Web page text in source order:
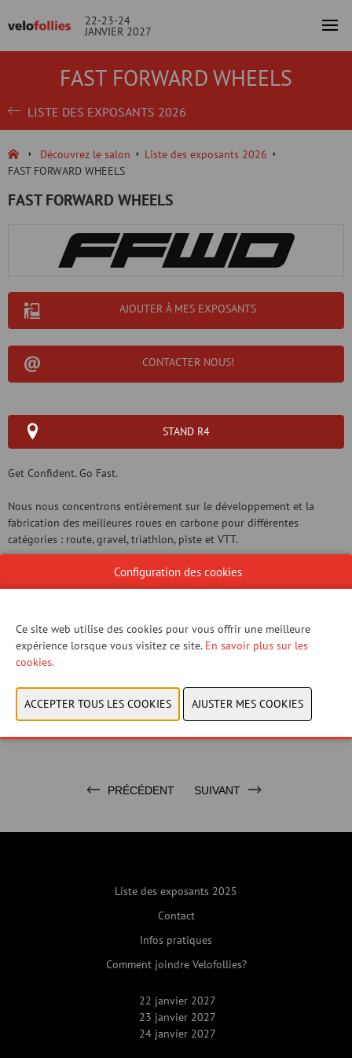
22-23-24
JANVIER 2027
FAST FORWARD WHEELS
LISTE DES EXPOSANTS 2026
Découvrez le salon
Liste des exposants 2026
FAST FORWARD WHEELS
FAST FORWARD WHEELS
AJOUTER À MES EXPOSANTS
CONTACTER NOUS!
STAND R4
Get Confident. Go Fast.
Nous nous concentrons entièrement sur le développement et la
fabrication des meilleures roues en carbone pour différentes
catégories : route, gravel, triathlon, piste et VTT.
SITE WEB CATALOGUE
GROUPE DE PRODUITS
NOUVEAUX PRODUITS
PRÉCÉDENT SUIVANT
Liste des exposants 2025
Contact
Infos pratiques
Comment joindre Velofollies?
22 janvier 2027
23 janvier 2027
24 janvier 2027
Configuration des cookies
Ce site web utilise des cookies pour vous offrir une meilleure
expérience lorsque vous visitez ce site. En savoir plus sur les
cookies.